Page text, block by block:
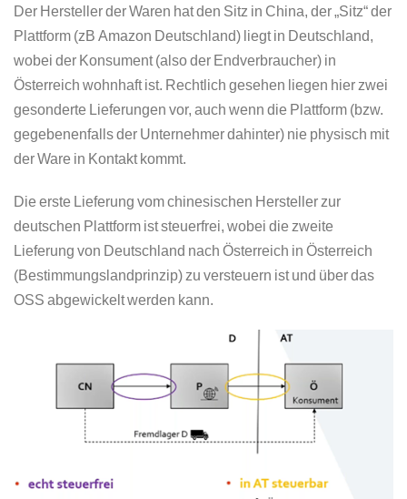
Der Hersteller der Waren hat den Sitz in China, der „Sitz“ der
Plattform (zB Amazon Deutschland) liegt in Deutschland,
wobei der Konsument (also der Endverbraucher) in
Österreich wohnhaft ist. Rechtlich gesehen liegen hier zwei
gesonderte Lieferungen vor, auch wenn die Plattform (bzw.
gegebenenfalls der Unternehmer dahinter) nie physisch mit
der Ware in Kontakt kommt.
Die erste Lieferung vom chinesischen Hersteller zur
deutschen Plattform ist steuerfrei, wobei die zweite
Lieferung von Deutschland nach Österreich in Österreich
(Bestimmungslandprinzip) zu versteuern ist und über das
OSS abgewickelt werden kann.